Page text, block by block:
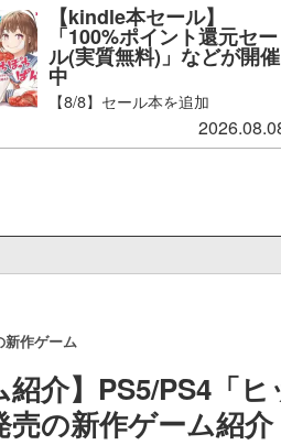
【kindle本セール】
「100%ポイント還元セー
ル(実質無料)」などが開催
中
【8/8】セール本を追加
新作ゲーム
紹介】PS5/PS4「
売の新作ゲーム紹介